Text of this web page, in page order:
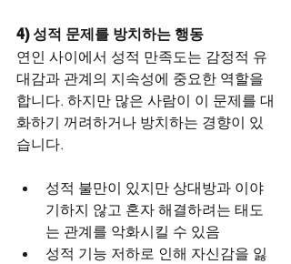
4) 성적 문제를 방치하는 행동
연인 사이에서 성적 만족도는 감정적 유
대감과 관계의 지속성에 중요한 역할을
합니다. 하지만 많은 사람이 이 문제를 대
화하기 꺼려하거나 방치하는 경향이 있
습니다.
성적 불만이 있지만 상대방과 이야
기하지 않고 혼자 해결하려는 태도
는 관계를 악화시킬 수 있음
성적 기능 저하로 인해 자신감을 잃